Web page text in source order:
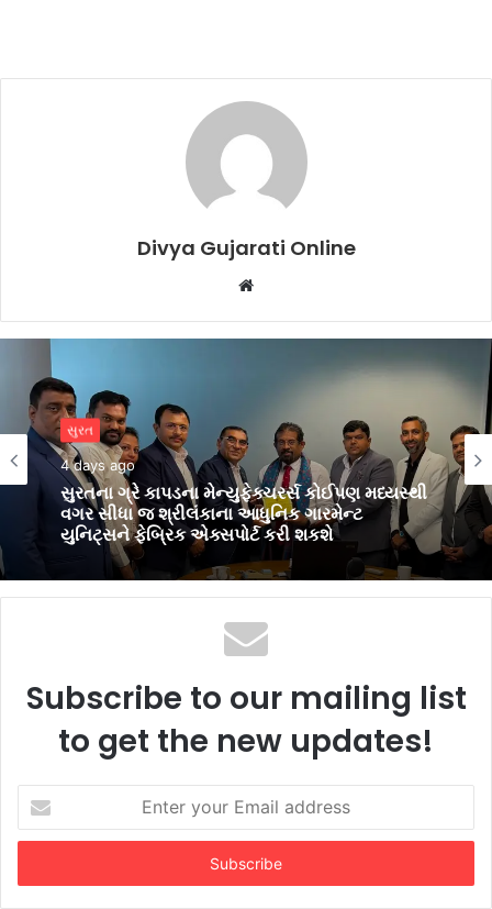
Divya Gujarati Online
Website
સુરત
4 days ago
સુરતના ગ્રે કાપડના મેન્યુફેક્ચરર્સ કોઈપણ મધ્યસ્થી
વગર સીધા જ શ્રીલંકાના આધુનિક ગારમેન્ટ
યુનિટ્સને ફેબ્રિક એક્સપોર્ટ કરી શકશે
Subscribe to our mailing list
to get the new updates!
your
Email